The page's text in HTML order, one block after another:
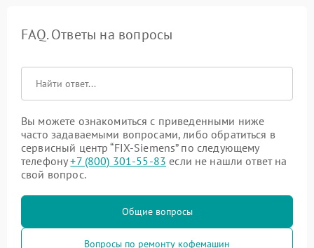
FAQ. Ответы на вопросы
Вы можете ознакомиться с приведенными ниже
часто задаваемыми вопросами, либо обратиться в
сервисный центр “FIX-Siemens” по следующему
телефону+7 (800) 301-55-83 если не нашли ответ на
свой вопрос.
Общие вопросы
Вопросы по ремонту кофемашин